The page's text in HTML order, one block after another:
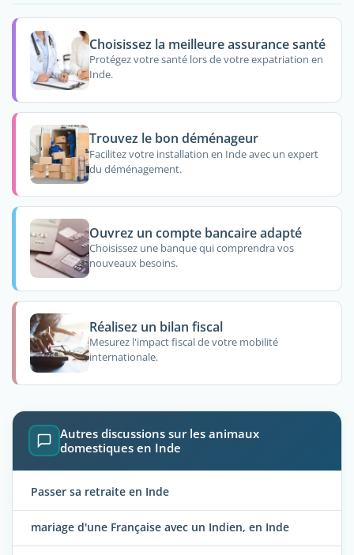
Choisissez la meilleure assurance santé
Protégez votre santé lors de votre expatriation en
Inde.
Trouvez le bon déménageur
Facilitez votre installation en Inde avec un expert
du déménagement.
Ouvrez un compte bancaire adapté
Choisissez une banque qui comprendra vos
nouveaux besoins.
Réalisez un bilan fiscal
Mesurez l'impact fiscal de votre mobilité
internationale.
Autres discussions sur les animaux
domestiques en Inde
Passer sa retraite en Inde
mariage d'une Française avec un Indien, en Inde